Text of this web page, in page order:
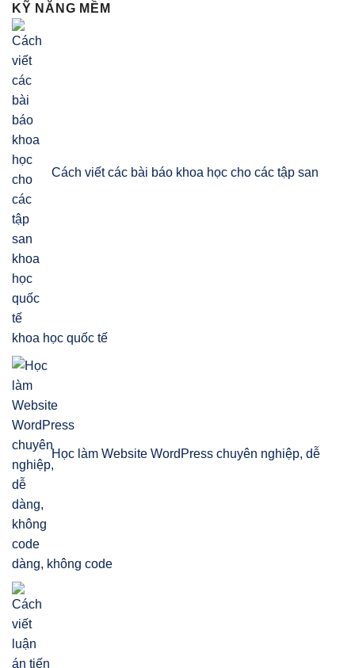
KỸ NĂNG MỀM
Cách viết các bài báo khoa học cho các tập san
khoa học quốc tế
Học làm Website WordPress chuyên nghiệp, dễ
dàng, không code